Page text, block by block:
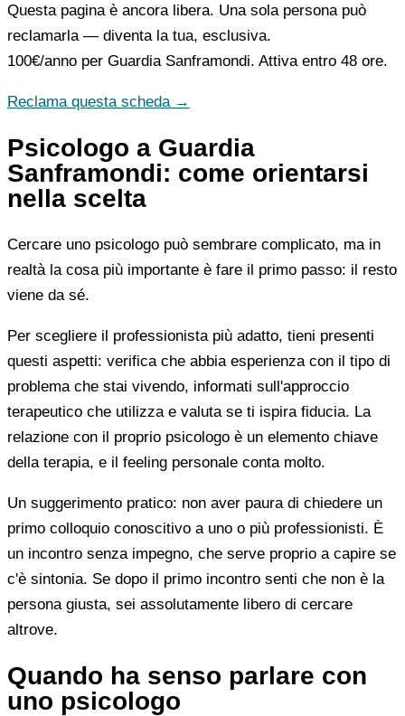
Questa pagina è ancora libera. Una sola persona può
reclamarla — diventa la tua, esclusiva.
100€/anno per Guardia Sanframondi. Attiva entro 48 ore.
Reclama questa scheda →
Psicologo a Guardia
Sanframondi: come orientarsi
nella scelta
Cercare uno psicologo può sembrare complicato, ma in
realtà la cosa più importante è fare il primo passo: il resto
viene da sé.
Per scegliere il professionista più adatto, tieni presenti
questi aspetti: verifica che abbia esperienza con il tipo di
problema che stai vivendo, informati sull'approccio
terapeutico che utilizza e valuta se ti ispira fiducia. La
relazione con il proprio psicologo è un elemento chiave
della terapia, e il feeling personale conta molto.
Un suggerimento pratico: non aver paura di chiedere un
primo colloquio conoscitivo a uno o più professionisti. È
un incontro senza impegno, che serve proprio a capire se
c'è sintonia. Se dopo il primo incontro senti che non è la
persona giusta, sei assolutamente libero di cercare
altrove.
Quando ha senso parlare con
uno psicologo